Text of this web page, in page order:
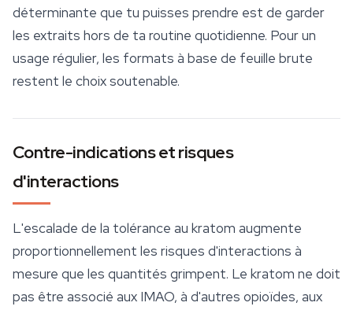
déterminante que tu puisses prendre est de garder
les extraits hors de ta routine quotidienne. Pour un
usage régulier, les formats à base de feuille brute
restent le choix soutenable.
Contre-indications et risques
d'interactions
L'escalade de la tolérance au kratom augmente
proportionnellement les risques d'interactions à
mesure que les quantités grimpent. Le kratom ne doit
pas être associé aux IMAO, à d'autres opioïdes, aux